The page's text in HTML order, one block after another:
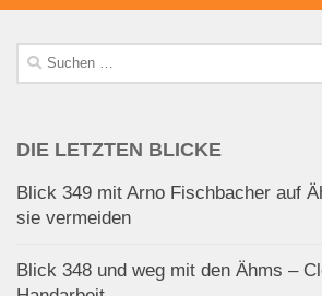
Suchen
nach:
DIE LETZTEN BLICKE
Blick 349 mit Arno Fischbacher auf
sie vermeiden
Blick 348 und weg mit den Ähms –